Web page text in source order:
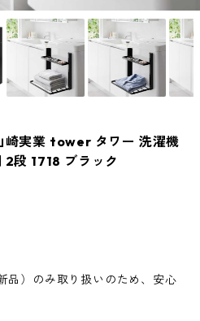
崎実業 tower タワー 洗濯機
段 1718 ブラック
品）のみ取り扱いのため、安心